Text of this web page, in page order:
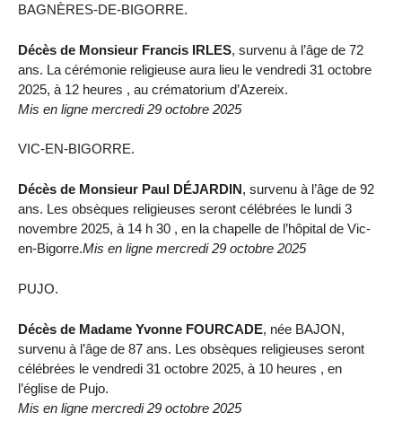
BAGNÈRES-DE-BIGORRE.
Décès de Monsieur Francis IRLES, survenu à l’âge de 72
ans. La cérémonie religieuse aura lieu le vendredi 31 octobre
2025, à 12 heures , au crématorium d’Azereix.
Mis en ligne mercredi 29 octobre 2025
VIC-EN-BIGORRE.
Décès de Monsieur Paul DÉJARDIN, survenu à l’âge de 92
ans. Les obsèques religieuses seront célébrées le lundi 3
novembre 2025, à 14 h 30 , en la chapelle de l’hôpital de Vic-
en-Bigorre.Mis en ligne mercredi 29 octobre 2025
PUJO.
Décès de Madame Yvonne FOURCADE, née BAJON,
survenu à l’âge de 87 ans. Les obsèques religieuses seront
célébrées le vendredi 31 octobre 2025, à 10 heures , en
l’église de Pujo.
Mis en ligne mercredi 29 octobre 2025